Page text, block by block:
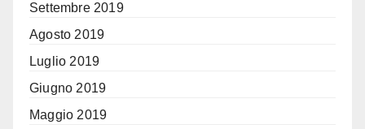
Settembre 2019
Agosto 2019
Luglio 2019
Giugno 2019
Maggio 2019